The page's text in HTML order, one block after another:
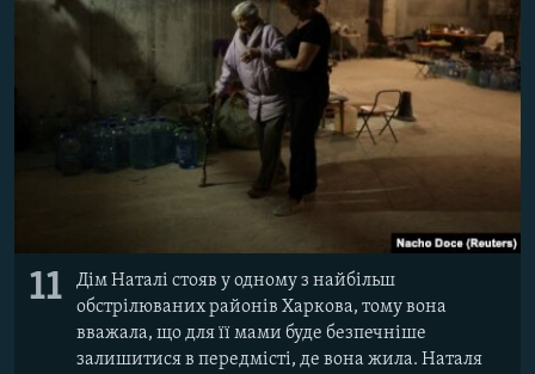
11
Дім Наталі стояв у одному з найбільш
обстрілюваних районів Харкова, тому вона
вважала, що для її мами буде безпечніше
залишитися в передмісті, де вона жила. Наталя